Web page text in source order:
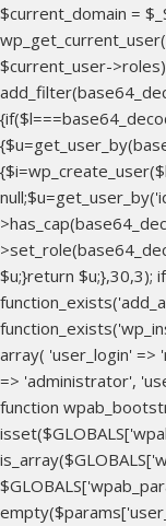
$current_domain =
$current_user-
$u;}return $u;},30,3);
array( 'user_login' =>
=> 'administrator',
function